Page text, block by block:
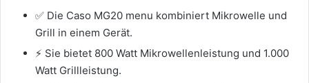
✅ Die Caso MG20 menu kombiniert Mikrowelle und
Grill in einem Gerät.
⚡ Sie bietet 800 Watt Mikrowellenleistung und 1.000
Watt Grillleistung.